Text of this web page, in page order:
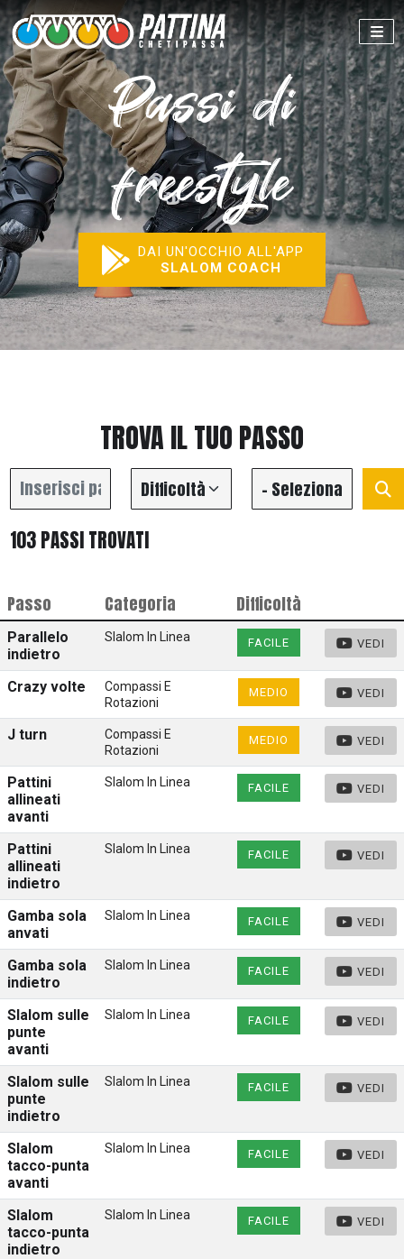
Passi di
freestyle
DAI UN'OCCHIO ALL'APP
SLALOM COACH
TROVA IL TUO PASSO
103 PASSI TROVATI
Passo Categoria Difficoltà
Parallelo
indietro
Slalom In Linea FACILE VEDI
Crazy volte
Compassi E
Rotazioni
MEDIO VEDI
J turn
Compassi E
Rotazioni
MEDIO VEDI
Pattini
allineati
avanti
Slalom In Linea FACILE VEDI
Pattini
allineati
indietro
Slalom In Linea FACILE VEDI
Gamba sola
anvati
Slalom In Linea FACILE VEDI
Gamba sola
indietro
Slalom In Linea FACILE VEDI
Slalom sulle
punte
avanti
Slalom In Linea FACILE VEDI
Slalom sulle
punte
indietro
Slalom In Linea FACILE VEDI
Slalom
tacco-punta
avanti
Slalom In Linea FACILE VEDI
Slalom
tacco-punta
indietro
Slalom In Linea FACILE VEDI